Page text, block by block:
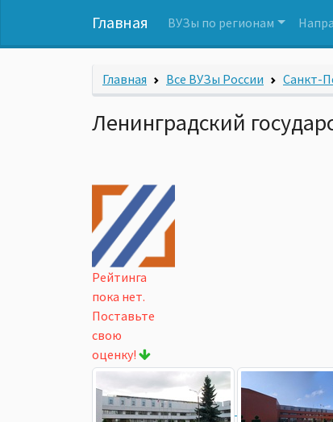
Главная ВУЗы по регионам
Главная Все ВУЗы России Санкт-
Ленинградский
Рейтинга
пока нет.
Поставьте
свою
оценку!